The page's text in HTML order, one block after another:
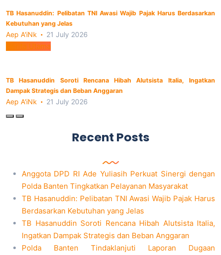
TB Hasanuddin: Pelibatan TNI Awasi Wajib Pajak Harus Berdasarkan
Kebutuhan yang Jelas
Aep A'iNk 21 July 2026
Berita Utama
TB Hasanuddin Soroti Rencana Hibah Alutsista Italia, Ingatkan
Dampak Strategis dan Beban Anggaran
Aep A'iNk 21 July 2026
Recent Posts
Anggota DPD RI Ade Yuliasih Perkuat Sinergi dengan
Polda Banten Tingkatkan Pelayanan Masyarakat
TB Hasanuddin: Pelibatan TNI Awasi Wajib Pajak Harus
Berdasarkan Kebutuhan yang Jelas
TB Hasanuddin Soroti Rencana Hibah Alutsista Italia,
Ingatkan Dampak Strategis dan Beban Anggaran
Polda Banten Tindaklanjuti Laporan Dugaan